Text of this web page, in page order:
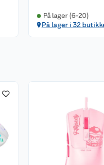
På lager (6-20)
På lager i 32